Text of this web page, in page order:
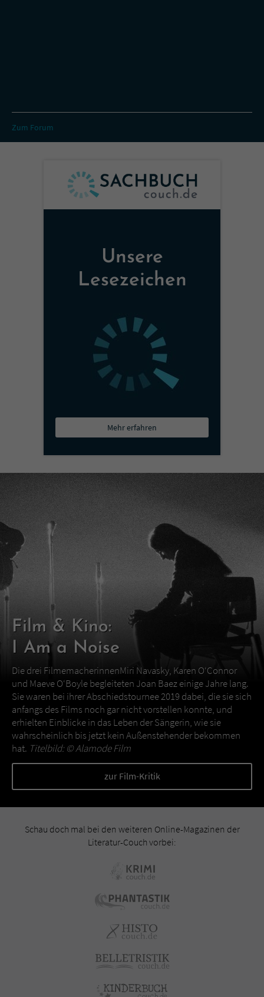
Zum Forum
Unsere
Lesezeichen
Mehr erfahren
Film & Kino:
I Am a Noise
Die drei FilmemacherinnenMiri Navasky, Karen O‘Connor
und Maeve O‘Boyle begleiteten Joan Baez einige Jahre lang.
Sie waren bei ihrer Abschiedstournee 2019 dabei, die sie sich
anfangs des Films noch gar nicht vorstellen konnte, und
erhielten Einblicke in das Leben der Sängerin, wie sie
wahrscheinlich bis jetzt kein Außenstehender bekommen
hat. Titelbild: ©Alamode Film
zur Film-Kritik
Schau doch mal bei den weiteren Online-Magazinen der
Literatur-Couch vorbei: